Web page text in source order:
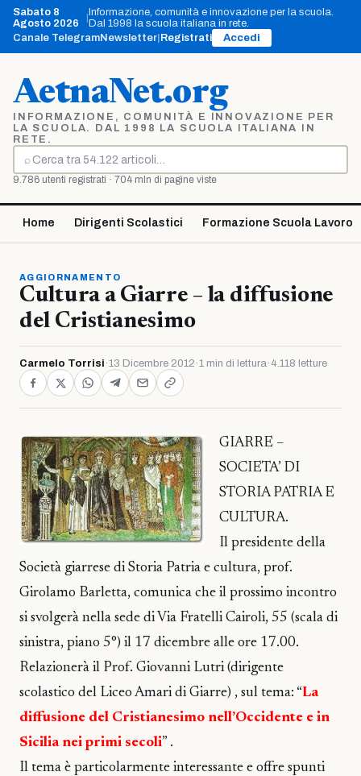
Vai
contenuto
Sabato 8
Agosto 2026
Informazione, comunità e innovazione per la scuola.
Dal 1998 la scuola italiana in rete.
Canale TelegramNewsletter Registrati Accedi
AetnaNet.org
INFORMAZIONE, COMUNITÀ E INNOVAZIONE PER
LA SCUOLA. DAL 1998 LA SCUOLA ITALIANA IN
RETE.
⌕
Cerca
9.786 utenti registrati · 704 mln di pagine viste
Home Dirigenti Scolastici Formazione Scuola Lavoro
AGGIORNAMENTO
Cultura a Giarre – la diffusione
del Cristianesimo
Carmelo Torrisi ·13 Dicembre 2012 ·1 min di lettura· 4.118 letture
GIARRE –
SOCIETA’ DI
STORIA PATRIA E
CULTURA.
Il presidente della
Società giarrese di Storia Patria e cultura, prof.
Girolamo Barletta, comunica che il prossimo incontro
si svolgerà nella sede di Via Fratelli Cairoli, 55 (scala di
sinistra, piano 5°) il 17 dicembre alle ore 17.00.
Relazionerà il Prof. Giovanni Lutri (dirigente
scolastico del Liceo Amari di Giarre) , sul tema: “La
diffusione del Cristianesimo nell’Occidente e in
Sicilia nei primi secoli” .
Il tema è particolarmente interessante e offre spunti